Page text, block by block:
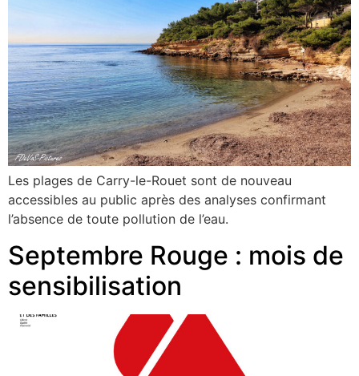
Les plages de Carry-le-Rouet sont de nouveau
accessibles au public après des analyses confirmant
l’absence de toute pollution de l’eau.
Septembre Rouge : mois de
sensibilisation